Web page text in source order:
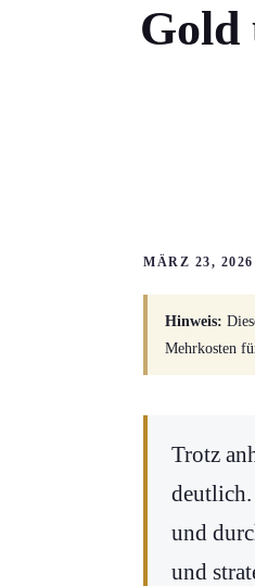
Gold
MÄRZ 23, 2026
Hinweis:
Mehrkosten
Trotz
und
und